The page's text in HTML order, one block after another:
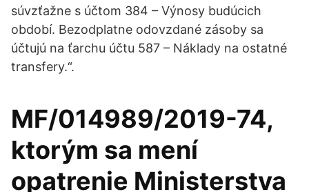
súvzťažne s účtom 384 – Výnosy budúcich
období. Bezodplatne odovzdané zásoby sa
účtujú na ťarchu účtu 587 – Náklady na ostatné
transfery.“.
MF/014989/2019-74,
ktorým sa mení
opatrenie Ministerstva